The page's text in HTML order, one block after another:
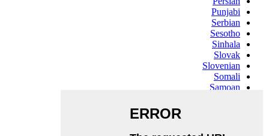
Punjabi
Serbian
Sesotho
Sinhala
Slovak
Slovenian
Somali
Samoan